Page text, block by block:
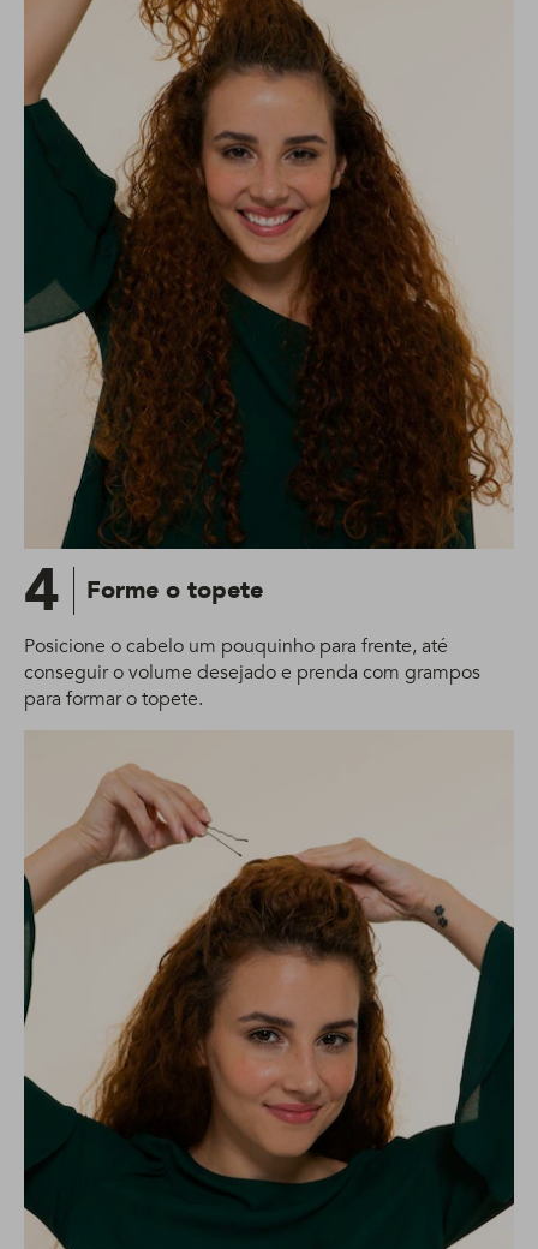
4 Forme o topete
Posicione o cabelo um pouquinho para frente, até
conseguir o volume desejado e prenda com grampos
para formar o topete.